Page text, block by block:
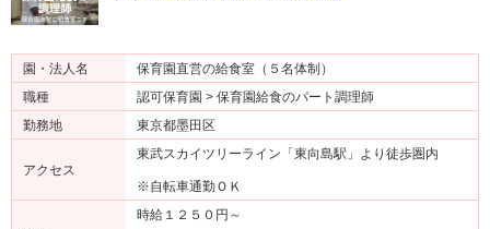
園・法人名
保育園直営の給食室（５名体制）
職種
認可保育園 > 保育園給食のパート調理師
勤務地
東京都墨田区
アクセス
東武スカイツリーライン「東向島駅」より徒歩圏内
※自転車通勤ＯＫ
時給１２５０円～